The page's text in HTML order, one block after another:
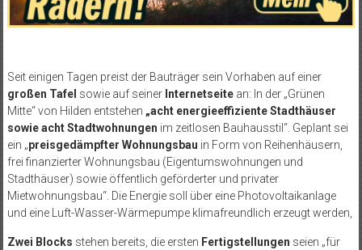
Seit einigen Tagen preist der Bauträger sein Vorhaben auf einer
großen Tafel sowie auf seiner Internetseitean: In der „Grünen
Mitte“ von Hilden entstehen „acht energieeffiziente Stadthäuser
sowie acht Stadtwohnungen im zeitlosen Bauhausstil“. Geplant sei
ein „preisgedämpfter Wohnungsbau in Form von Reihenhäusern,
frei finanzierter Wohnungsbau (Eigentumswohnungen und
Stadthäuser) sowie öffentlich geförderter und privater
Mietwohnungsbau“. Die Energie soll über eine Photovoltaikanlage
und eine Luft-Wasser-Wärmepumpe klimafreundlich erzeugt werden,
Zwei Blocks stehen bereits, die ersten Fertigstellungen seien „für